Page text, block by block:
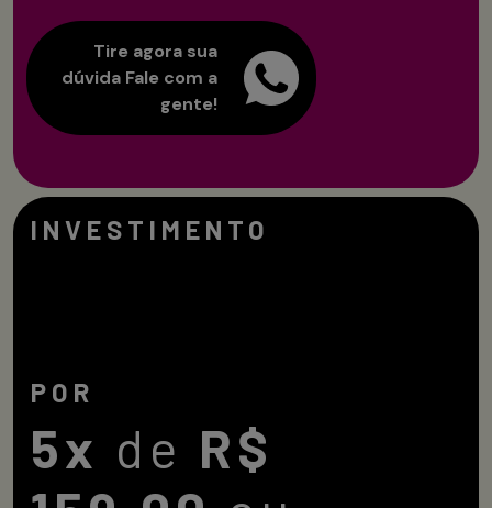
Tire agora sua
dúvida Fale com a
gente!
INVESTIMENTO
POR
5x de R$